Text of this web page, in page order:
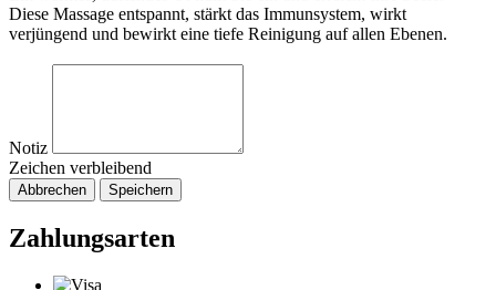
Diese Massage entspannt, stärkt das Immunsystem, wirkt
verjüngend und bewirkt eine tiefe Reinigung auf allen Ebenen.
Notiz
Zeichen verbleibend
Abbrechen Speichern
Zahlungsarten